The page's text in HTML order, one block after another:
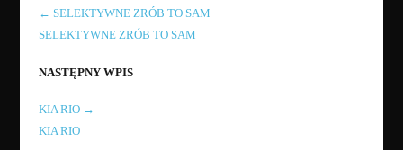
← SELEKTYWNE ZRÓB TO SAM
SELEKTYWNE ZRÓB TO SAM
NASTĘPNY WPIS
KIA RIO →
KIA RIO